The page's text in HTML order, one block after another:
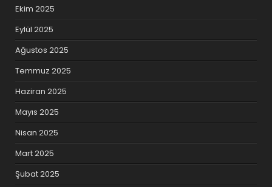
Ekim 2025
Eylül 2025
Ağustos 2025
Temmuz 2025
Haziran 2025
Mayıs 2025
Nisan 2025
Mart 2025
Şubat 2025